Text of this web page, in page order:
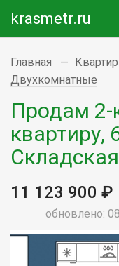
krasmetr.ru
Главная
Двухкомнатные
Продам
квартиру,
11 123 900 ₽
обновлено: